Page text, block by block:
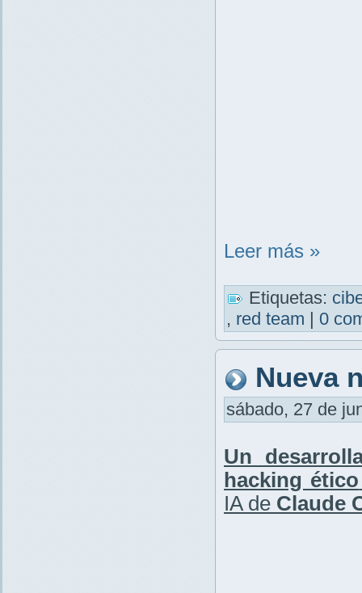
Leer más »
Etiquetas:
, red team | 0
Nueva
sábado, 27 de
Un
hacking ético
IA de Claude